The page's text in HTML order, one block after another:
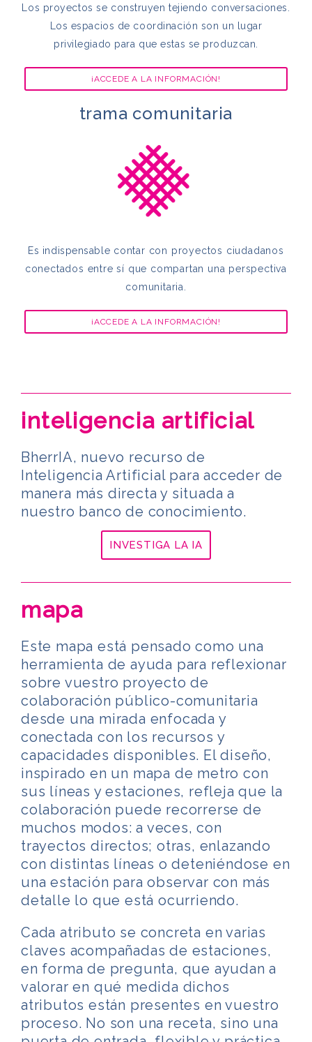
Los proyectos se construyen tejiendo conversaciones.
Los espacios de coordinación son un lugar
privilegiado para que estas se produzcan.
¡ACCEDE A LA INFORMACIÓN!
trama comunitaria
Es indispensable contar con proyectos ciudadanos
conectados entre sí que compartan una perspectiva
comunitaria.
¡ACCEDE A LA INFORMACIÓN!
inteligencia artificial
BherrIA, nuevo recurso de
Inteligencia Artificial para acceder de
manera más directa y situada a
nuestro banco de conocimiento.
INVESTIGA LA IA
mapa
Este mapa está pensado como una
herramienta de ayuda para reflexionar
sobre vuestro proyecto de
colaboración público-comunitaria
desde una mirada enfocada y
conectada con los recursos y
capacidades disponibles. El diseño,
inspirado en un mapa de metro con
sus líneas y estaciones, refleja que la
colaboración puede recorrerse de
muchos modos: a veces, con
trayectos directos; otras, enlazando
con distintas líneas o deteniéndose en
una estación para observar con más
detalle lo que está ocurriendo.
Cada atributo se concreta en varias
claves acompañadas de estaciones,
en forma de pregunta, que ayudan a
valorar en qué medida dichos
atributos están presentes en vuestro
proceso. No son una receta, sino una